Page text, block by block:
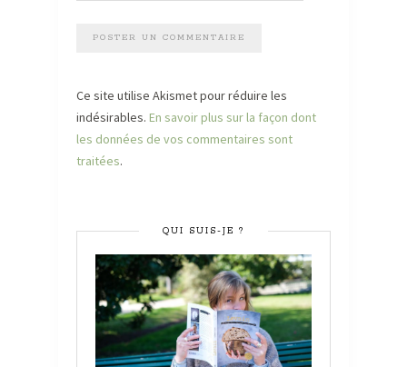
Ce site utilise Akismet pour réduire les
indésirables. En savoir plus sur la façon dont
les données de vos commentaires sont
traitées.
QUI SUIS-JE ?